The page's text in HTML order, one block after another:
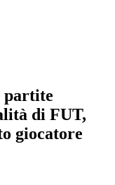
partite
di FUT,
giocatore